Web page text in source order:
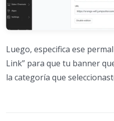
Luego, especifica ese
Link” para que tu banner
la categoría que